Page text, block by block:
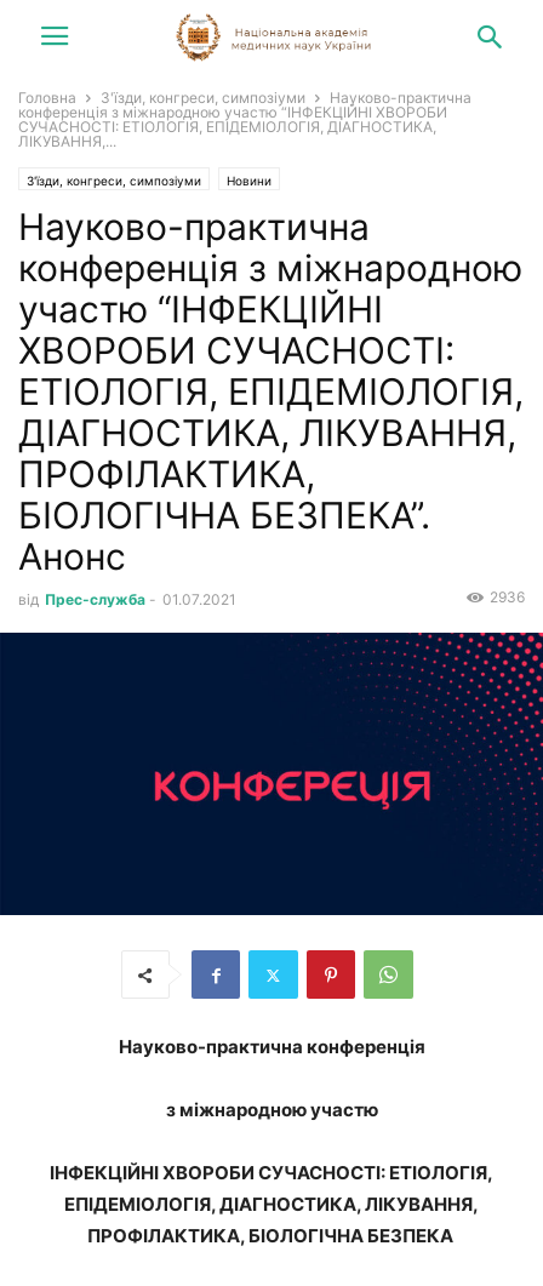
Головна З'їзди, конгреси, симпозіуми
Науково-практична
конференція з міжнародною участю “ІНФЕКЦІЙНІ ХВОРОБИ
СУЧАСНОСТІ: ЕТІОЛОГІЯ, ЕПІДЕМІОЛОГІЯ, ДІАГНОСТИКА,
ЛІКУВАННЯ,...
З'їзди, конгреси, симпозіуми Новини
Науково-практична
конференція з міжнародною
участю “ІНФЕКЦІЙНІ
ХВОРОБИ СУЧАСНОСТІ:
ЕТІОЛОГІЯ, ЕПІДЕМІОЛОГІЯ,
ДІАГНОСТИКА, ЛІКУВАННЯ,
ПРОФІЛАКТИКА,
БІОЛОГІЧНА БЕЗПЕКА”.
Анонс
від Прес-служба - 01.07.2021 2936
Науково-практична конференція
з міжнародною участю
ІНФЕКЦІЙНІ ХВОРОБИ СУЧАСНОСТІ: ЕТІОЛОГІЯ,
ЕПІДЕМІОЛОГІЯ, ДІАГНОСТИКА, ЛІКУВАННЯ,
ПРОФІЛАКТИКА, БІОЛОГІЧНА БЕЗПЕКА